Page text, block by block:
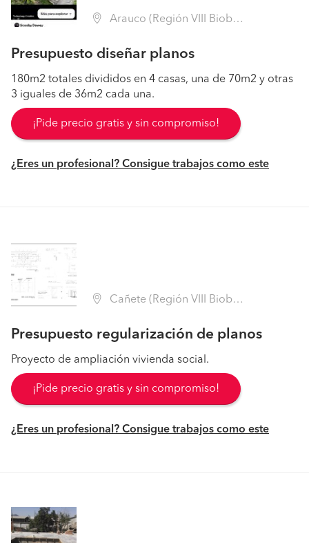
Arauco (Región VIII Biobío - Arauco)
Presupuesto diseñar planos
180m2 totales divididos en 4 casas, una de 70m2 y otras
3 iguales de 36m2 cada una.
¡Pide precio gratis y sin compromiso!
¿Eres un profesional? Consigue trabajos como este
Cañete (Región VIII Biobío - Arauco)
Presupuesto regularización de planos
Proyecto de ampliación vivienda social.
¡Pide precio gratis y sin compromiso!
¿Eres un profesional? Consigue trabajos como este